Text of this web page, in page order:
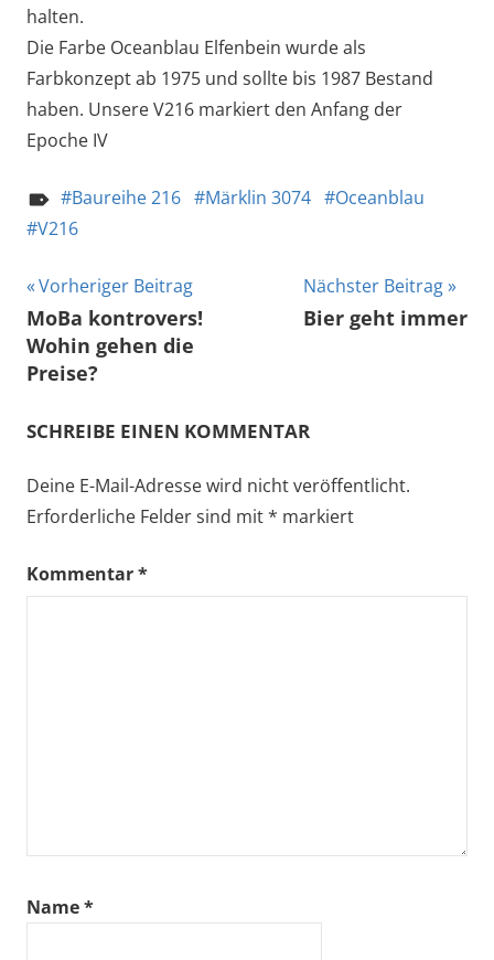
halten.
Die Farbe Oceanblau Elfenbein wurde als
Farbkonzept ab 1975 und sollte bis 1987 Bestand
haben. Unsere V216 markiert den Anfang der
Epoche IV
Baureihe 216 Märklin 3074
Oceanblau
V216
Beitragsnavigation
Vorheriger Beitrag
MoBa kontrovers!
Wohin gehen die
Preise?
Nächster Beitrag
Bier geht immer
SCHREIBE EINEN KOMMENTAR
Deine E-Mail-Adresse wird nicht veröffentlicht.
Erforderliche Felder sind mit* markiert
Kommentar*
Name*